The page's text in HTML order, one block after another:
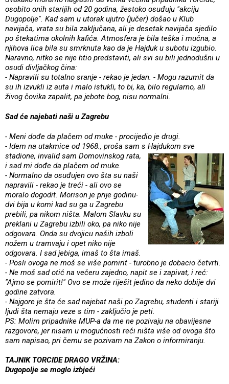
osobito onih starijih od 20 godina, žestoko osuđuju "akciju
Dugopolje". Kad sam u utorak ujutro (jučer) došao u Klub
navijača, vrata su bila zaključana, ali je desetak navijača sjedilo
po štekatima okolnih kafića. Atmosfera je bila teška i mučna, a
njihova lica bila su smrknuta kao da je Hajduk u subotu izgubio.
Naravno, nitko se nije htio predstaviti, ali svi su bili jednodušni u
osudi divljačkog čina:
- Napravili su totalno sranje - rekao je jedan. - Mogu razumit da
su ih izvukli iz auta i malo istukli, to bi, ka, bilo regularno, ali
živog čovika zapalit, pa jebote bog, nisu normalni.
Sad će najebati naši u Zagrebu
- Meni dođe da plačem od muke - procijedio je drugi.
- Idem na utakmice od 1968., proša sam s Hajdukom sve
stadione, invalid sam Domovinskog rata,
i sad mi dođe da plačem od muke.
- Normalno da osuđujen ovo šta su naši
napravili - rekao je treći - ali ovo se
moralo dogodit. Morison je prije godinu-
dvi bija u komi kad su ga u Zagrebu
prebili, pa nikom ništa. Malom Slavku su
preklani u Zagrebu izbili oko, pa niko nije
odgovara. Onda su dvojicu naših izboli
nožem u tramvaju i opet niko nije
odgovara. I sad jebiga, imaš to šta imaš.
- Posli ovoga ne moš se više pomirit - turobno je dobacio četvrti.
- Ne moš sad otić na večeru zajedno, napit se i zapivat, i reć:
"Ajmo se pomirit!" Ovo se može riješit jedino da neko dobije dvi
godine zatvora.
- Najgore je šta će sad najebat naši po Zagrebu, studenti i stariji
ljudi šta nemaju veze s tim - zaključio je peti.
PS: Molim pripadnike MUP-a da me ne pozivaju na obavijesne
razgovore, jer nisam u mogućnosti reći ništa više od ovoga što
sam napisao, pri čemu se pozivam na Zakon o informiranju.
TAJNIK TORCIDE DRAGO VRŽINA:
Dugopolje se moglo izbjeći